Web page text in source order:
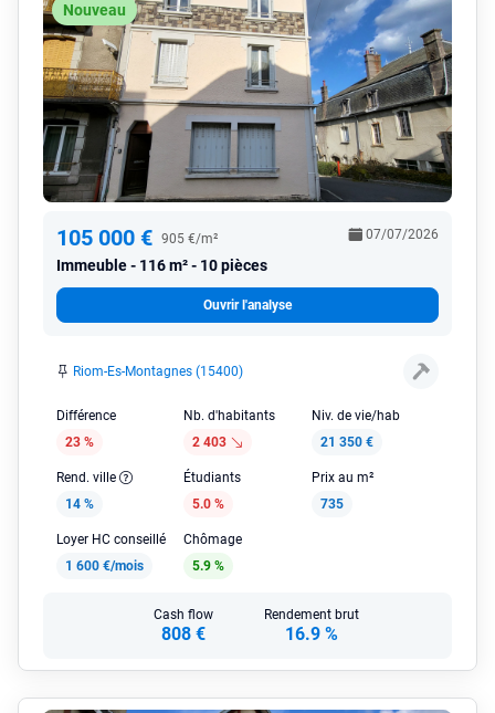
Nouveau
105 000 € 905 €/m²
Immeuble 116 m² - 10 pièces
07/07/2026
Ouvrir l'analyse
Riom-Es-Montagnes (15400)
Différence
23 %
Nb. d'habitants
2 403
Niv. de vie/hab
21 350 €
Rend. ville
14 %
Étudiants
5.0 %
Prix au m²
735
Loyer HC conseillé
1 600 €/mois
Chômage
5.9 %
Cash flow
808 €
Rendement brut
16.9 %